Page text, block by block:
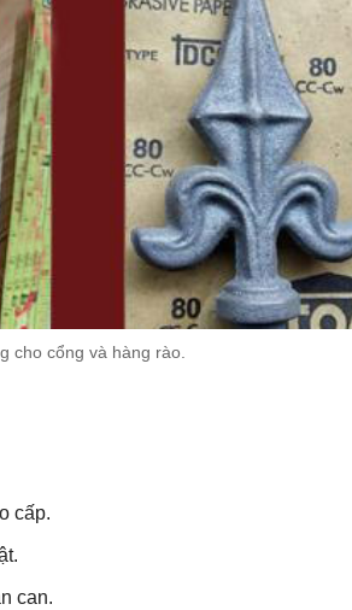
cho cổng và hàng rào.
cấp.
can.